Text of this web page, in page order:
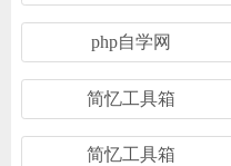
php自学网
简忆工具箱
简忆工具箱